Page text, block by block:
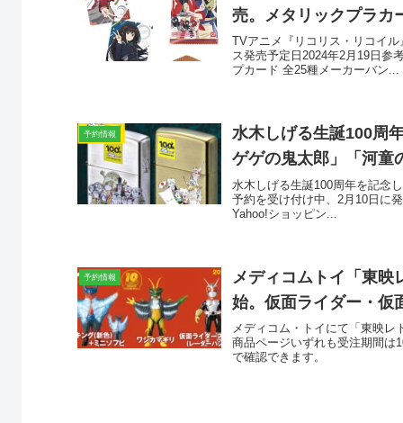
売。メタリックプラカ
TVアニメ『リコリス・リコイ
ス発売予定日2024年2月19日参
プカード 全25種メーカーバン...
予約情報
水木しげる生誕100周
ゲゲの鬼太郎」「河童
水木しげる生誕100周年を記念
予約を受け付け中、2月10日に
Yahoo!ショッピン...
予約情報
メディコムトイ「東映
始。仮面ライダー・仮
メディコム・トイにて「東映
商品ページいずれも受注期間は
で確認できます。